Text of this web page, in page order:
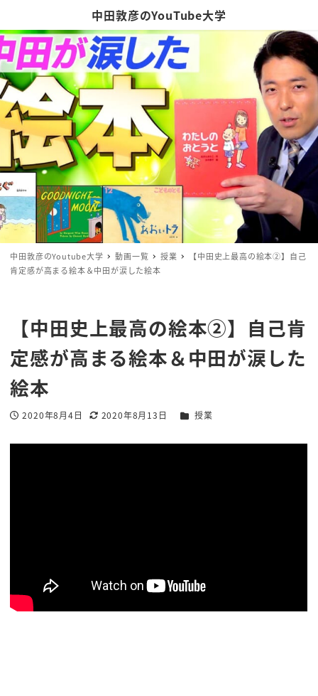
中田敦彦のYouTube大学
中田敦彦のYoutube大学 動画一覧 授業
【中田史上最高の絵本②】自己
肯定感が高まる絵本＆中田が涙した絵本
【中田史上最高の絵本②】自己肯
定感が高まる絵本＆中田が涙した
絵本
投稿日
2020年8月4日
更新日
2020年8月13日
著
カテゴリー
授業